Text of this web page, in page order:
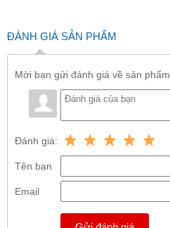
ĐÁNH GIÁ SẢN PHẨM
Mời bạn gửi đánh giá về sản phẩm
Đánh giá:
Tên bạn
Email